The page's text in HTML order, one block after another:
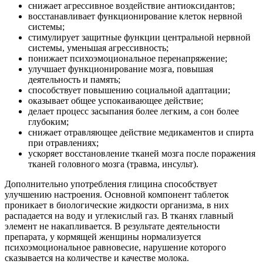
снижает агрессивное воздействие антиоксидантов;
восстанавливает функционирование клеток нервной
системы;
стимулирует защитные функции центральной нервной
системы, уменьшая агрессивность;
понижает психоэмоциональное перенапряжение;
улучшает функционирование мозга, повышая
деятельность и память;
способствует повышению социальной адаптации;
оказывает общее успокаивающее действие;
делает процесс засыпания более легким, а сон более
глубоким;
снижает отравляющее действие медикаментов и спирта
при отравлениях;
ускоряет восстановление тканей мозга после поражения
тканей головного мозга (травма, инсульт).
Дополнительно употребления глицина способствует
улучшению настроения. Основной компонент таблеток
проникает в биологические жидкости организма, в них
распадается на воду и углекислый газ. В тканях главный
элемент не накапливается. В результате деятельности
препарата, у кормящей женщины нормализуется
психоэмоциональное равновесие, нарушение которого
сказывается на количестве и качестве молока.